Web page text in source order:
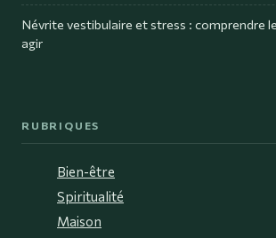
Névrite vestibulaire et stress : comprendre
agir
RUBRIQUES
Bien-être
Spiritualité
Maison